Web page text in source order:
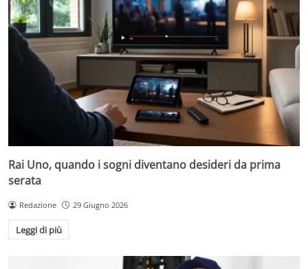
Rai Uno, quando i sogni diventano desideri da prima
serata
Redazione 29 Giugno 2026
Leggi di più